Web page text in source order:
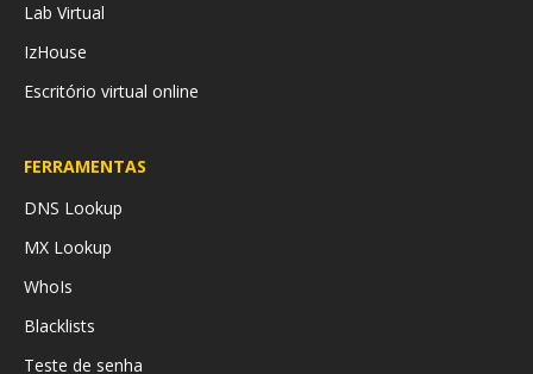
Lab Virtual
IzHouse
Escritório virtual online
FERRAMENTAS
DNS Lookup
MX Lookup
WhoIs
Blacklists
Teste de senha